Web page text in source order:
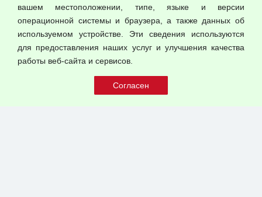
© 2026 ООО "Феникс"
Публичная оферта
вашем местоположении, типе, языке и версии
операционной системы и браузера, а также данных об
используемом устройстве. Эти сведения используются
для предоставления наших услуг и улучшения качества
работы веб-сайта и сервисов.